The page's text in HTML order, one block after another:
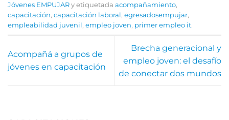
Jóvenes EMPUJAR y etiquetada acompañamiento,
capacitación, capacitación laboral , egresadosempujar,
empleabilidad juvenil , empleo joven, primer empleo it.
Acompañá a grupos de
jóvenes en capacitación
Brecha generacional y
empleo joven: el desafío
de conectar dos mundos